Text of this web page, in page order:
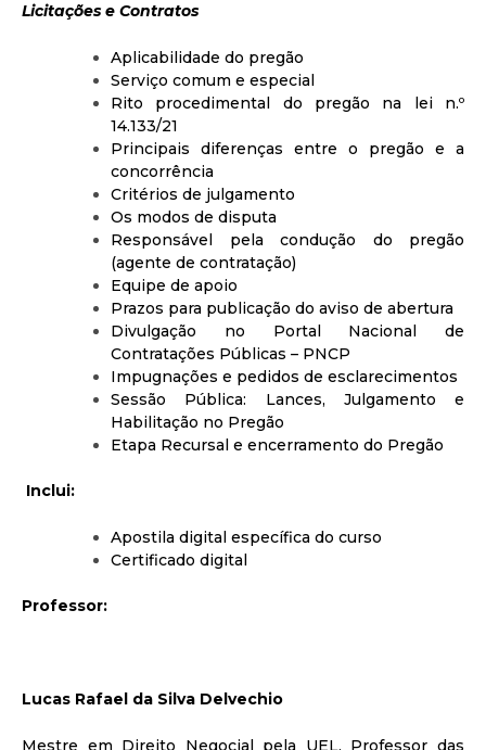
Licitações e Contratos
Aplicabilidade do pregão
Serviço comum e especial
Rito procedimental do pregão na lei n.º
14.133/21
Principais diferenças entre o pregão e a
concorrência
Critérios de julgamento
Os modos de disputa
Responsável pela condução do pregão
(agente de contratação)
Equipe de apoio
Prazos para publicação do aviso de abertura
Divulgação no Portal Nacional de
Contratações Públicas – PNCP
Impugnações e pedidos de esclarecimentos
Sessão Pública: Lances, Julgamento e
Habilitação no Pregão
Etapa Recursal e encerramento do Pregão
Inclui:
Apostila digital específica do curso
Certificado digital
Professor:
Lucas Rafael da Silva Delvechio
Mestre em Direito Negocial pela UEL, Professor das